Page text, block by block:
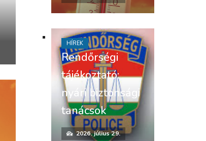
Rendőrségi
tájékoztató:
nyári biztonsági
tanácsok
2026. július 29.
HÍREK